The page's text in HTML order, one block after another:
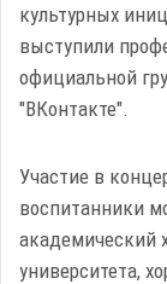
культурных
выступили
официальной
"ВКонтакте".
Участие в
воспитанники
академический
университета,